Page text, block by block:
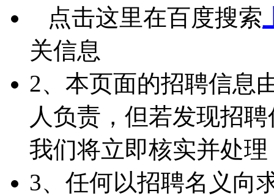
点击这里在百度搜索
关信息
2、本页面的招聘信息
人负责，但若发现招
我们将立即核实并处理
3、任何以招聘名义向